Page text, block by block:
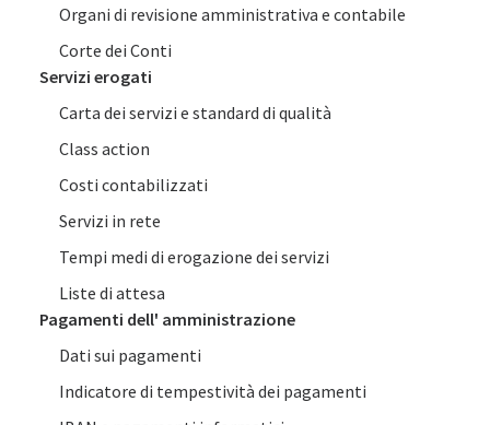
Organi di revisione amministrativa e contabile
Corte dei Conti
Servizi erogati
Carta dei servizi e standard di qualità
Class action
Costi contabilizzati
Servizi in rete
Tempi medi di erogazione dei servizi
Liste di attesa
Pagamenti dell' amministrazione
Dati sui pagamenti
Indicatore di tempestività dei pagamenti